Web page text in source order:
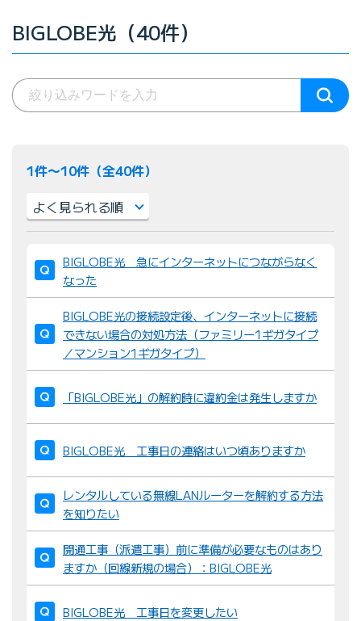
BIGLOBE光（40件）
1件〜10件（全40件）
び
替
：
BIGLOBE光 急にインターネットにつながらなく
なった
BIGLOBE光の接続設定後、インターネットに接続
できない場合の対処方法（ファミリー1ギガタイプ
／マンション1ギガタイプ）
「BIGLOBE光」の解約時に違約金は発生しますか
BIGLOBE光 工事日の連絡はいつ頃ありますか
レンタルしている無線LANルーターを解約する方法
を知りたい
開通工事（派遣工事）前に準備が必要なものはあり
ますか（回線新規の場合）：BIGLOBE光
BIGLOBE光 工事日を変更したい